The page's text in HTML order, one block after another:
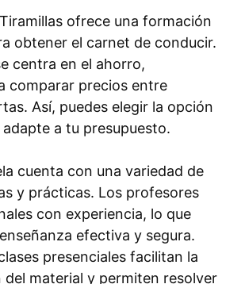
ofrece una formación
obtener el carnet de conducir.
centra en el ahorro,
comparar precios entre
Así, puedes elegir la opción
a tu presupuesto.
cuenta con una variedad de
y prácticas. Los profesores
con experiencia, lo que
efectiva y segura.
presenciales facilitan la
del material y permiten resolver